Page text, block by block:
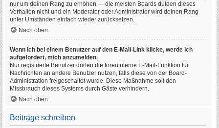
nur um deinen Rang zu erhöhen — die meisten Boards dulden dieses
Verhalten nicht und ein Moderator oder Administrator wird deinen Rang
unter Umständen einfach wieder zurücksetzen.
Nach oben
Wenn ich bei einem Benutzer auf den E-Mail-Link klicke, werde ich
aufgefordert, mich anzumelden.
Nur registrierte Benutzer dürfen die foreninterne E-Mail-Funktion für
Nachrichten an andere Benutzer nutzen, falls diese von der Board-
Administration freigeschaltet wurde. Diese Maßnahme soll den
Missbrauch dieses Systems durch Gäste verhindern.
Nach oben
Beiträge schreiben